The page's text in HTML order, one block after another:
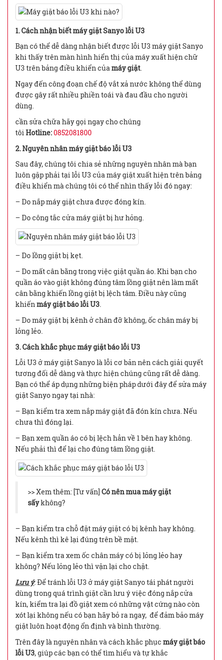
1. Cách nhận biết máy giặt Sanyo lỗi U3
Bạn có thể dễ dàng nhận biết được lỗi U3 máy giặt Sanyo
khi thấy trên màn hình hiển thị của máy xuất hiện chữ
U3 trên bảng điều khiển của máy giặt
Ngay đến công đoạn chế độ vắt xả nước không thể dùng
được gây rất nhiều phiền toái và đau đầu cho người
dùng.
cần sửa chữa hãy gọi ngay cho chúng
tôi Hotline:0852081800
2. Nguyên nhân máy giặt báo lỗi U3
Sau đây, chúng tôi chia sẻ những nguyên nhân mà bạn
luôn gặp phải tại lỗi U3 của máy giặt xuất hiện trên bảng
điều khiển mà chúng tôi có thể nhìn thấy lỗi đó ngay:
– Do nắp máy giặt chưa được đóng kín.
– Do công tắc cửa máy giặt bị hư hỏng.
– Do lồng giặt bị kẹt.
– Do mất cân bằng trong việc giặt quần áo. Khi bạn cho
quần áo vào giặt không đúng tâm lồng giặt nên làm mất
cân bằng khiến lồng giặt bị lệch tâm. Điều này cũng
khiến máy giặt báo lỗi U3
– Do máy giặt bị kênh ở chân đỡ không, ốc chân máy bị
lỏng lẻo.
3. Cách khắc phục máy giặt báo lỗi U3
Lỗi U3 ở máy giặt Sanyo là lỗi cơ bản nên cách giải quyết
tương đối dễ dàng và thực hiện chúng cũng rất dễ dàng.
Bạn có thể áp dụng những biện pháp dưới đây để sửa máy
giặt Sanyo ngay tại nhà:
– Bạn kiểm tra xem nắp máy giặt đã đón kín chưa. Nếu
chưa thì đóng lại.
– Bạn xem quần áo có bị lệch hẳn về 1 bên hay không.
Nếu phải thì để lại cho đúng tâm lồng giặt.
>> Xem thêm: [Tư vấn] Có nên mua máy giặt
sấykhông?
– Bạn kiểm tra chỗ đặt máy giặt có bị kênh hay không.
Nếu kênh thì kê lại đúng trên bề mặt.
– Bạn kiểm tra xem ốc chân máy có bị lỏng lẻo hay
không? Nếu lỏng lẻo thì vặn lại cho chặt.
Lưu ý: Để tránh lỗi U3 ở máy giặt Sanyo tái phát người
dùng trong quá trình giặt cần lưu ý việc đóng nắp cửa
kín, kiểm tra lại đồ giặt xem có những vật cứng nào còn
xót lại không nếu có bạn hãy bỏ ra ngay, để đảm bảo máy
giặt luôn hoạt động ổn định và bình thường.
Trên đây là nguyên nhân và cách khắc phục máy giặt báo
lỗi U3, giúp các bạn có thể tìm hiểu và tự khắc